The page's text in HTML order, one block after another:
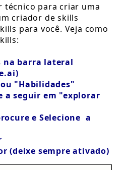
técnico para criar uma
criador de skills
para você. Veja como
na barra lateral
"Habilidades"
a seguir em "explorar
e Selecione a
(deixe sempre ativado)